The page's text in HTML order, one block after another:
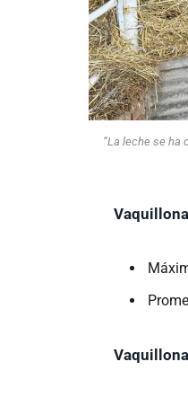
“La leche se ha